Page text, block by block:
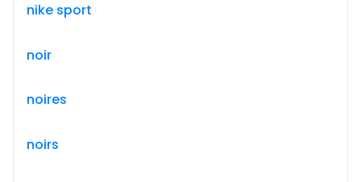
nike sport
noir
noires
noirs